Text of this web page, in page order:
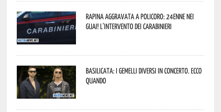
Rapina aggravata a Policoro: 24enne nei
guai! L’intervento dei Carabinieri
Basilicata: i Gemelli DiVersi in concerto. Ecco
quando